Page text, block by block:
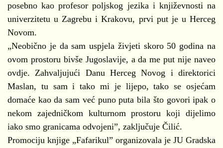
posebno kao profesor poljskog jezika i književnosti na
univerzitetu u Zagrebu i Krakovu, prvi put je u Herceg
Novom.
„Neobično je da sam uspjela živjeti skoro 50 godina na
ovom prostoru bivše Jugoslavije, a da me put nije naveo
ovdje. Zahvaljujući Danu Herceg Novog i direktorici
Maslan, tu sam i tako mi je lijepo, tako se osjećam
domaće kao da sam već puno puta bila što govori ipak o
nekom zajedničkom kulturnom prostoru koji dijelimo
iako smo granicama odvojeni”, zaključuje Čilić.
Promociju knjige „Fafarikul” organizovala je JU Gradska